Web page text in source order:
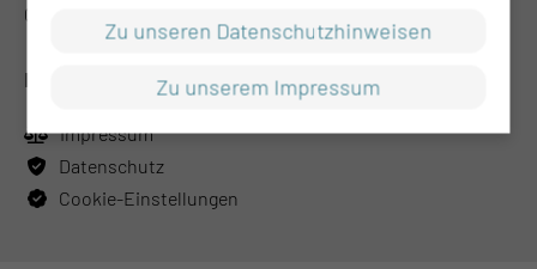
03048 Cottbus
RECHTLICHES
Impressum
Datenschutz
Cookie-Einstellungen
Zu unseren Datenschutzhinweisen
Zu unserem Impressum